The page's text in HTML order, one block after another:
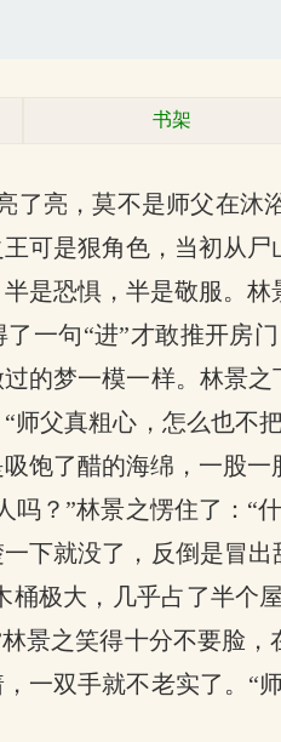
书架
了亮，莫不是师父在
可是狠角色，当初从
是恐惧，半是敬服。
一句“进”才敢推开房
的梦一模一样。林景
师父真粗心，怎么也不
饱了醋的海绵，一股
吗？”林景之愣住了：“
下就没了，反倒是冒
桶极大，几乎占了半个
景之笑得十分不要脸
一双手就不老实了。“